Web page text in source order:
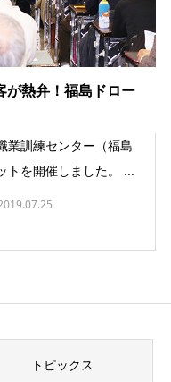
が熱弁！福島ドロー
業訓練センター（福島
トを開催しました。 ...
トピックス